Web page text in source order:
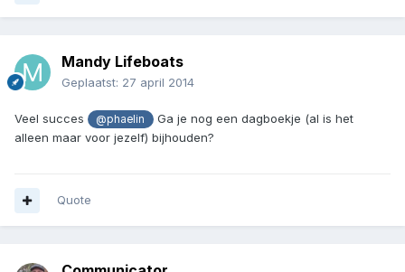
Mandy Lifeboats
Geplaatst: 27 april 2014
Veel succes @phaelin
Ga je nog een dagboekje (al is het
alleen maar voor jezelf) bijhouden?
Quote